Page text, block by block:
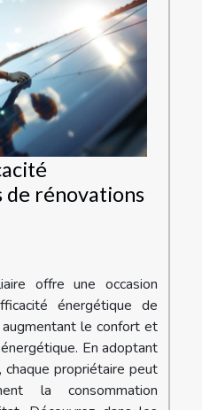
rénovations
offre une occasion
énergétique de
le confort et
En adoptant
propriétaire peut
la consommation